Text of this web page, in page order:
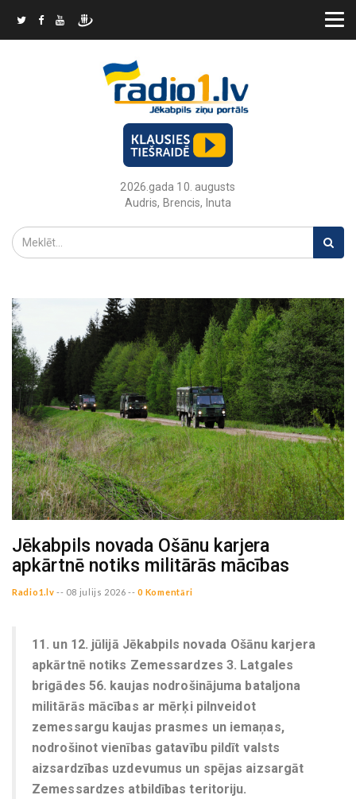
2026.gada 10. augusts
Audris, Brencis, Inuta
Jēkabpils novada Ošānu karjera
apkārtnē notiks militārās mācības
Radio1.lv -- 08 julijs 2026 -- 0 Komentāri
11. un 12. jūlijā Jēkabpils novada Ošānu karjera
apkārtnē notiks Zemessardzes 3. Latgales
brigādes 56. kaujas nodrošinājuma bataljona
militārās mācības ar mērķi pilnveidot
zemessargu kaujas prasmes un iemaņas,
nodrošinot vienības gatavību pildīt valsts
aizsardzības uzdevumus un spējas aizsargāt
Zemessardzes atbildības teritoriju.